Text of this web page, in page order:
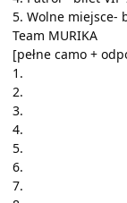
5. Wolne miejsce-
Team MURIKA
[pełne camo +
1.
2.
3.
4.
5.
6.
7.